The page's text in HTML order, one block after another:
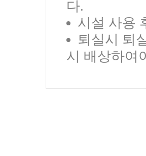
다.
시설 사용
퇴실시 퇴
시 배상하여